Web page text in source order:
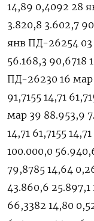
14,89 0,4092 28
3.820,8 3.602,7
янв ПД-26254 03
56.168,3 90,6718
ПД-26230 16 мар
91,7155 14,‌71
мар 39 88.953,9
14,71 61,7155
100.000,0
79,8785 14,64
43.860,6 25.​897,1
66,3382 14,80